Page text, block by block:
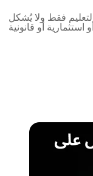
فقط ولا يُشكل